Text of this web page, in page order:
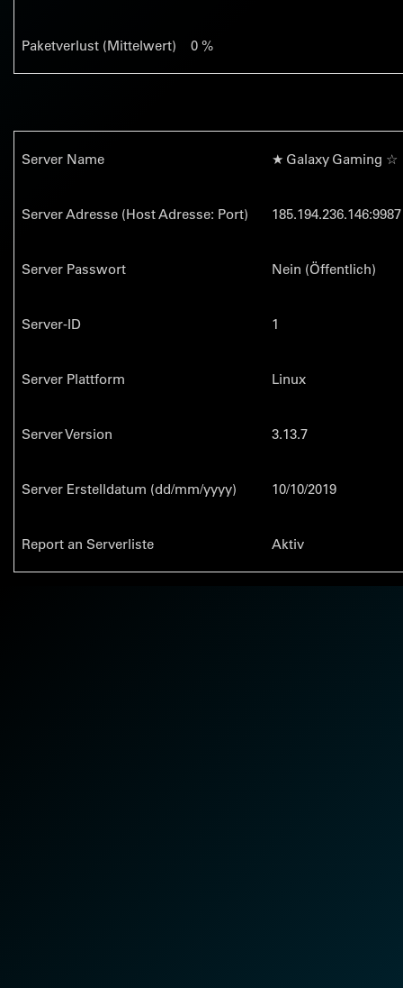
Paketverlust (Mittelwert) 0 %
Server Name ★ Galaxy Gaming ☆
Server Adresse (Host Adresse: Port) 185.194.236.146:9987
Server Passwort Nein (Öffentlich)
Server-ID 1
Server Plattform Linux
Server Version 3.13.7
Server Erstelldatum (dd/mm/yyyy) 10/10/2019
Report an Serverliste Aktiv